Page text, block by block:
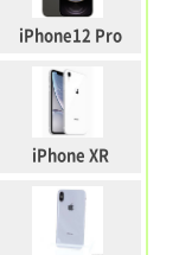
iPhone12 Pro
iPhone XR